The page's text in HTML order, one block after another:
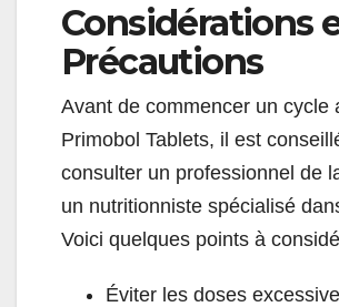
Considérations
Précautions
Avant de commencer un cycle
Primobol Tablets, il est
consulter un professionnel de
un nutritionniste spécialisé
Voici quelques points à
Éviter les doses